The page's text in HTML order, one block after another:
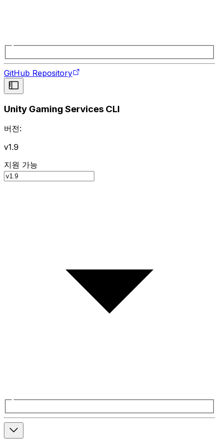
GitHub Repository
Unity Gaming Services CLI
버전:
v1.9
지원 가능